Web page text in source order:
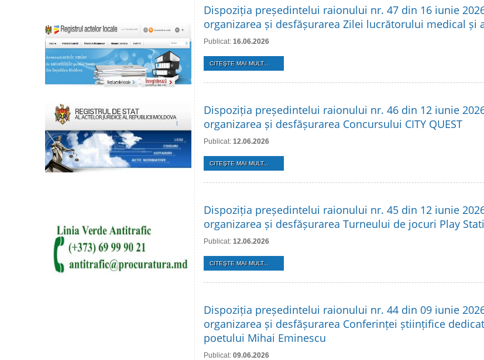
Dispoziția președintelui raionului nr. 47 din 16 iunie
organizarea și desfășurarea Zilei lucrătorului medical și
Publicat: 16.06.2026
CITEŞTE MAI MULT...
Dispoziția președintelui raionului nr. 46 din 12 iunie
organizarea și desfășurarea Concursului CITY QUEST
Publicat: 12.06.2026
CITEŞTE MAI MULT...
Dispoziția președintelui raionului nr. 45 din 12 iunie
organizarea și desfășurarea Turneului de jocuri Play
Publicat: 12.06.2026
CITEŞTE MAI MULT...
Dispoziția președintelui raionului nr. 44 din 09 iunie
organizarea și desfășurarea Conferinței științifice
poetului Mihai Eminescu
Publicat: 09.06.2026